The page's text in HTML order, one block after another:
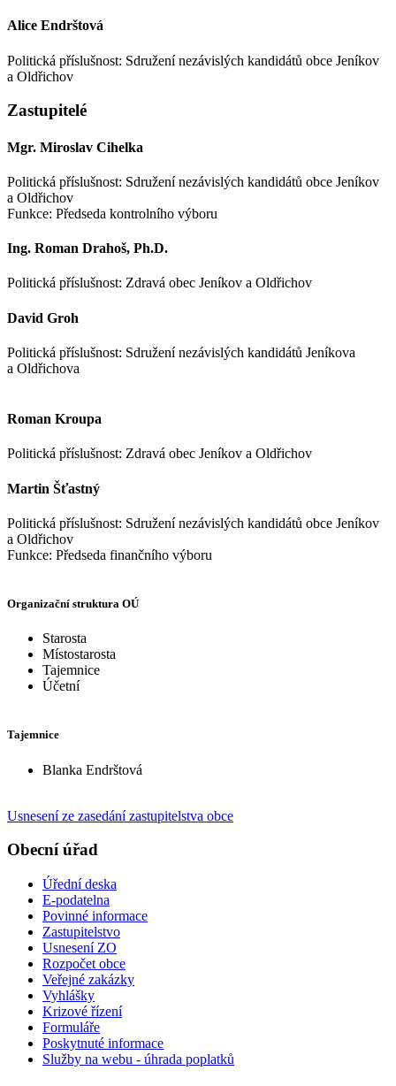
Alice Endrštová
Politická příslušnost: Sdružení nezávislých kandidátů obce Jeníkov
a Oldřichov
Zastupitelé
Mgr. Miroslav Cihelka
Politická příslušnost: Sdružení nezávislých kandidátů obce Jeníkov
a Oldřichov
Funkce: Předseda kontrolního výboru
Ing. Roman Drahoš, Ph.D.
Politická příslušnost: Zdravá obec Jeníkov a Oldřichov
David Groh
Politická příslušnost: Sdružení nezávislých kandidátů Jeníkova
a Oldřichova
Roman Kroupa
Politická příslušnost: Zdravá obec Jeníkov a Oldřichov
Martin Šťastný
Politická příslušnost: Sdružení nezávislých kandidátů obce Jeníkov
a Oldřichov
Funkce: Předseda finančního výboru
Organizační struktura OÚ
Starosta
Místostarosta
Tajemnice
Účetní
Tajemnice
Blanka Endrštová
Usnesení ze zasedání zastupitelstva obce
Obecní úřad
Úřední deska
E-podatelna
Povinné informace
Zastupitelstvo
Usnesení ZO
Rozpočet obce
Veřejné zakázky
Vyhlášky
Krizové řízení
Formuláře
Poskytnuté informace
Služby na webu - úhrada poplatků